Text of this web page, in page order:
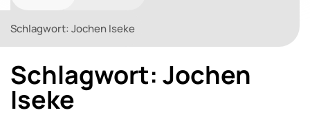
Schlagwort: Jochen Iseke
Schlagwort: Jochen
Iseke